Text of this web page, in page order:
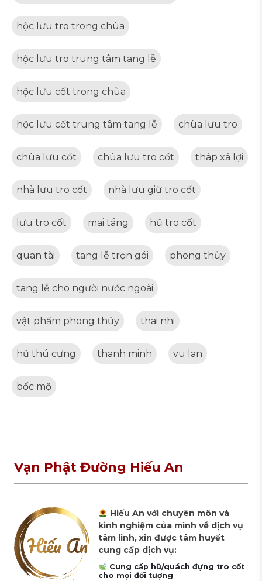
hộc lưu tro trong chùa
hộc lưu tro trung tâm tang lễ
hộc lưu cốt trong chùa
hộc lưu cốt trung tâm tang lễ chùa lưu tro
chùa lưu cốt chùa lưu tro cốt tháp xá lợi
nhà lưu tro cốt nhà lưu giữ tro cốt
lưu tro cốt mai táng hũ tro cốt
quan tài tang lễ trọn gói phong thủy
tang lễ cho người nước ngoài
vật phẩm phong thủy thai nhi
hũ thú cưng thanh minh vu lan
bốc mộ
Vạn Phật Đường Hiếu An
Hiếu An với chuyên môn và
kinh nghiệm của mình về dịch vụ
tâm linh, xin được tâm huyết
cung cấp dịch vụ:
Cung cấp hũ/quách đựng tro cốt
cho mọi đối tượng